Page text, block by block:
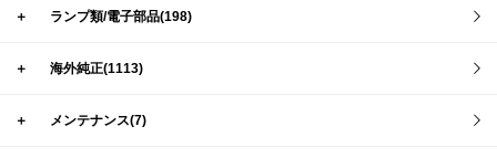
＋ ランプ類/電子部品(198)
＋ 海外純正(1113)
＋ メンテナンス(7)